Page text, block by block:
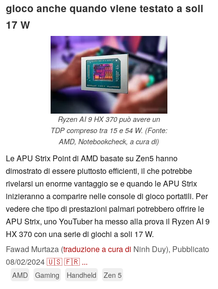
gioco anche quando viene testato a soli
17 W
Ryzen AI 9 HX 370 può avere un
TDP compreso tra 15 e 54 W. (Fonte:
AMD, Notebookcheck, a cura di)
Le APU Strix Point di AMD basate su Zen5 hanno
dimostrato di essere piuttosto efficienti, il che potrebbe
rivelarsi un enorme vantaggio se e quando le APU Strix
inizieranno a comparire nelle console di gioco portatili. Per
vedere che tipo di prestazioni palmari potrebbero offrire le
APU Strix, uno YouTuber ha messo alla prova il Ryzen AI 9
HX 370 con una serie di giochi a soli 17 W.
Fawad Murtaza (traduzione a cura di Ninh Duy), Pubblicato
08/02/2024🇺🇸🇫🇷 ...
AMD Gaming Handheld Zen 5